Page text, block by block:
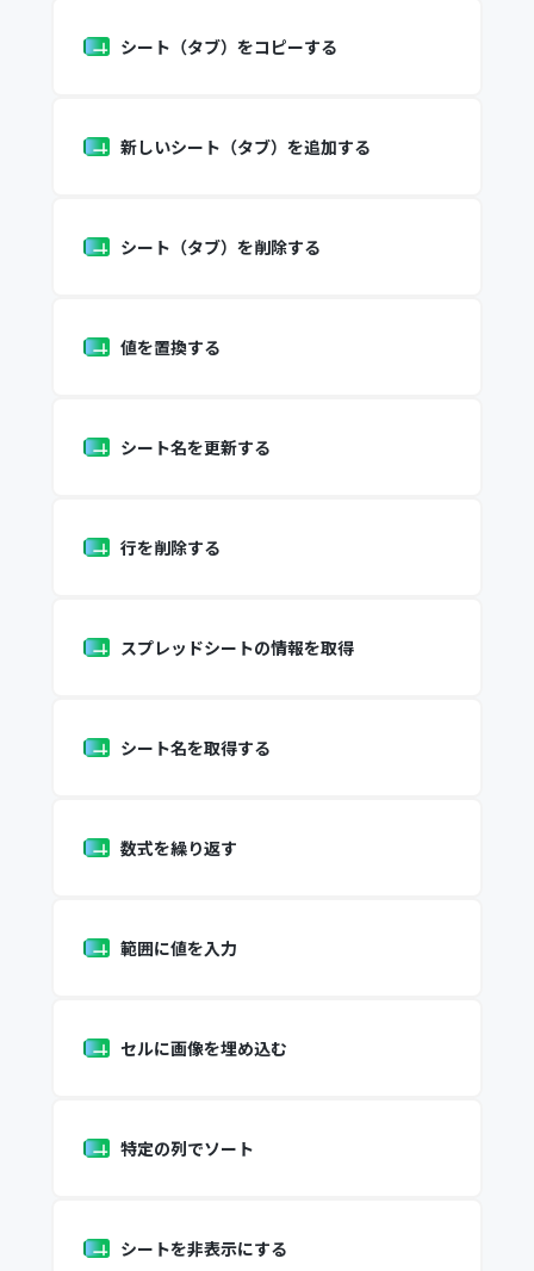
シート（タブ）をコピーする
新しいシート（タブ）を追加する
シート（タブ）を削除する
値を置換する
シート名を更新する
行を削除する
スプレッドシートの情報を取得
シート名を取得する
数式を繰り返す
範囲に値を入力
セルに画像を埋め込む
特定の列でソート
シートを非表示にする